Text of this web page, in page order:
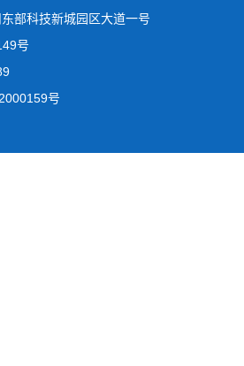
部科技新城园区大道一号
号
号